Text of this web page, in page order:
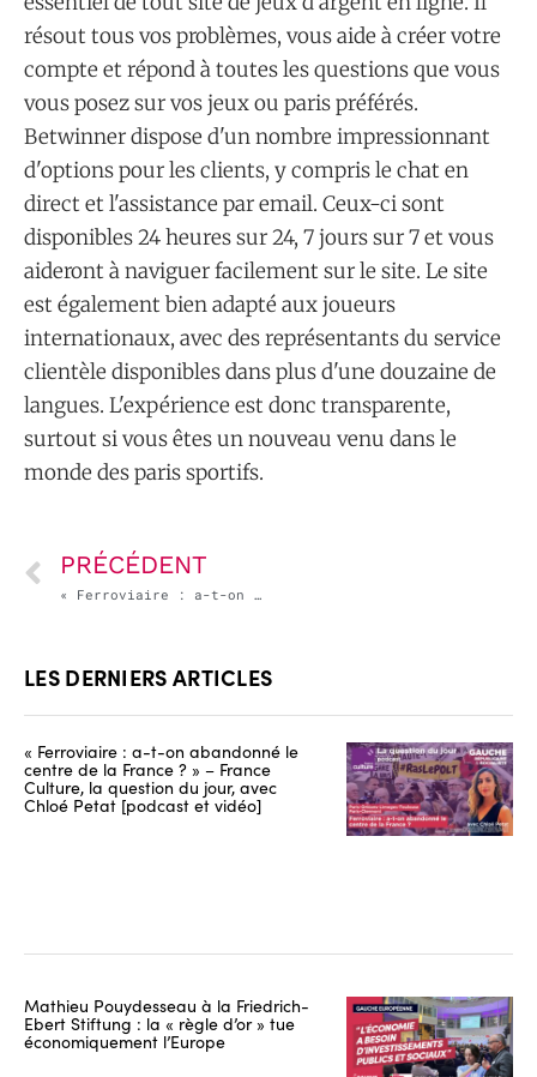
résout tous vos problèmes, vous aide à créer votre
compte et répond à toutes les questions que vous
vous posez sur vos jeux ou paris préférés.
Betwinner dispose d'un nombre impressionnant
d'options pour les clients, y compris le chat en
direct et l'assistance par email. Ceux-ci sont
disponibles 24 heures sur 24, 7 jours sur 7 et vous
aideront à naviguer facilement sur le site. Le site
est également bien adapté aux joueurs
internationaux, avec des représentants du service
clientèle disponibles dans plus d'une douzaine de
langues. L'expérience est donc transparente,
surtout si vous êtes un nouveau venu dans le
monde des paris sportifs.
PRÉCÉDENT
« Ferroviaire : a-t-on abandonné le centre de la France ? » – France Culture, la question du jour, avec Chloé Petat [podcast et vidéo]
LES DERNIERS ARTICLES
« Ferroviaire : a-t-on abandonné le
centre de la France ? » – France
Culture, la question du jour, avec
Chloé Petat [podcast et vidéo]
Mathieu Pouydesseau à la Friedrich-
Ebert Stiftung : la « règle d’or » tue
économiquement l’Europe